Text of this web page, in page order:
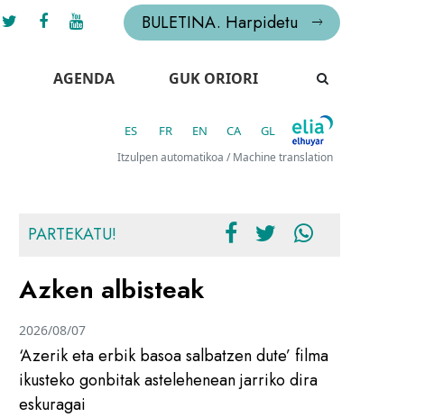
BULETINA. Harpidetu
AGENDA GUK ORIORI
ES FR EN CA GL
Itzulpen automatikoa / Machine translation
PARTEKATU!
Azken albisteak
‘Azerik eta erbik basoa salbatzen dute’ filma
ikusteko gonbitak astelehenean jarriko dira
eskuragai
2026/08/07